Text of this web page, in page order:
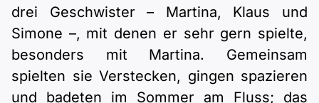
drei Geschwister – Martina, Klaus und
Simone –, mit denen er sehr gern spielte,
besonders mit Martina. Gemeinsam
spielten sie Verstecken, gingen spazieren
und badeten im Sommer am Fluss; das